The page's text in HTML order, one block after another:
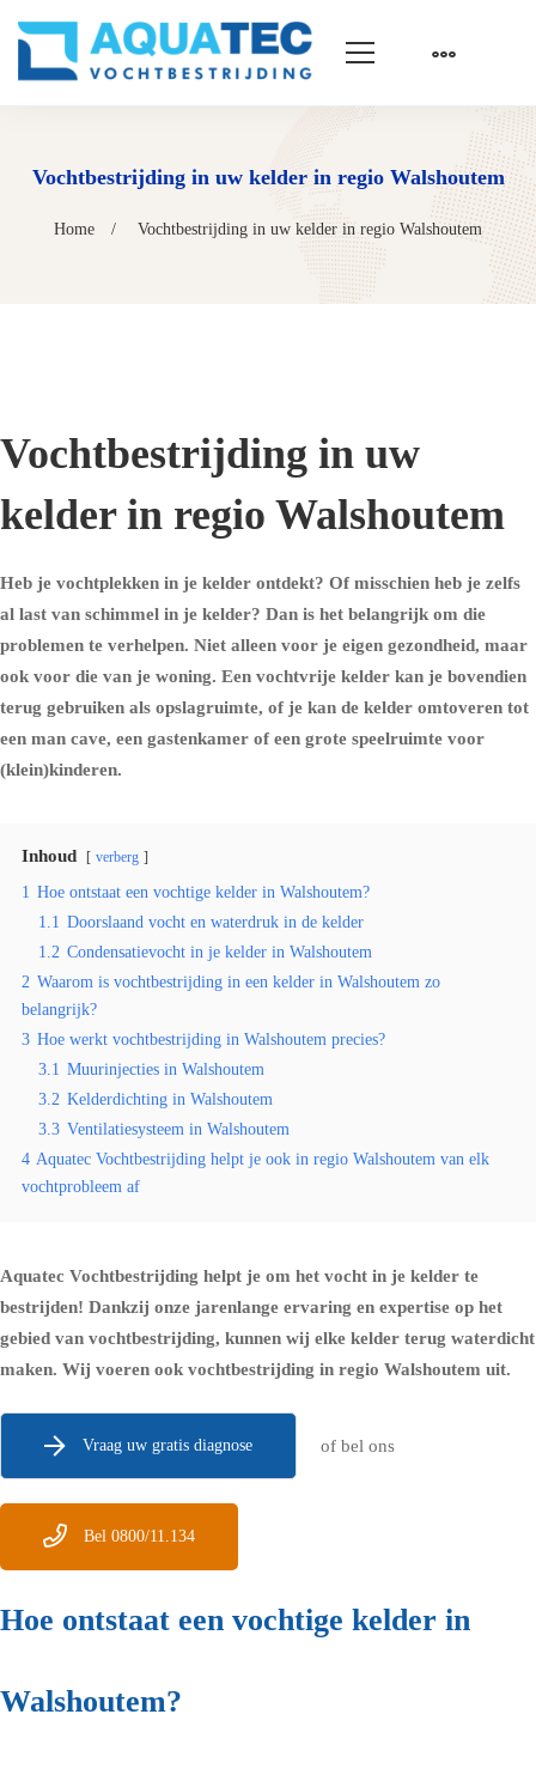
Vochtbestrijding in uw kelder in regio Walshoutem
Home Vochtbestrijding in uw kelder in regio Walshoutem
Vochtbestrijding in uw
kelder in regio Walshoutem
Heb je vochtplekken in je kelder ontdekt? Of misschien heb je zelfs
al last van schimmel in je kelder? Dan is het belangrijk om die
problemen te verhelpen. Niet alleen voor je eigen gezondheid, maar
ook voor die van je woning. Een vochtvrije kelder kan je bovendien
terug gebruiken als opslagruimte, of je kan de kelder omtoveren tot
een man cave, een gastenkamer of een grote speelruimte voor
(klein)kinderen.
Inhoud verberg
1 Hoe ontstaat een vochtige kelder in Walshoutem?
1.1 Doorslaand vocht en waterdruk in de kelder
1.2 Condensatievocht in je kelder in Walshoutem
2 Waarom is vochtbestrijding in een kelder in Walshoutem zo
belangrijk?
3 Hoe werkt vochtbestrijding in Walshoutem precies?
3.1 Muurinjecties in Walshoutem
3.2 Kelderdichting in Walshoutem
3.3 Ventilatiesysteem in Walshoutem
4 Aquatec Vochtbestrijding helpt je ook in regio Walshoutem van elk
vochtprobleem af
Aquatec Vochtbestrijding helpt je om het vocht in je kelder te
bestrijden! Dankzij onze jarenlange ervaring en expertise op het
gebied van vochtbestrijding, kunnen wij elke kelder terug waterdicht
maken. Wij voeren ook vochtbestrijding in regio Walshoutem uit.
Vraag uw gratis diagnose of bel ons
Bel 0800/11.134
Hoe ontstaat een vochtige kelder in
Walshoutem?